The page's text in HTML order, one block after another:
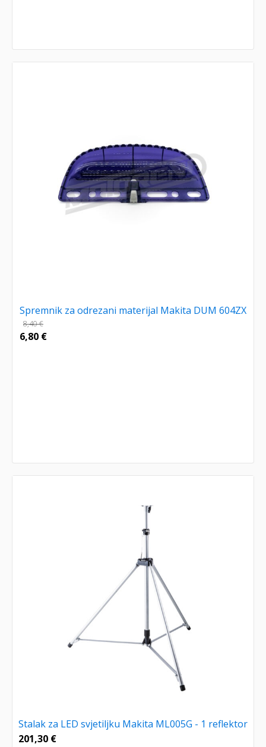
Spremnik za odrezani materijal Makita DUM 604ZX
8,40€
6,80 €
Stalak za LED svjetiljku Makita ML005G - 1 reflektor
201,30 €